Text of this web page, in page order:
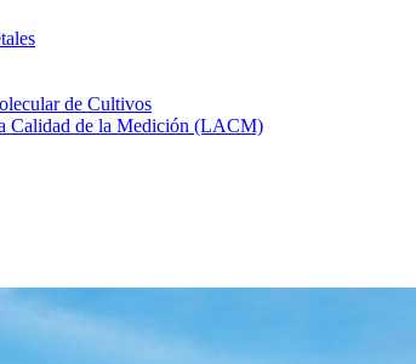
de Cultivos
Calidad de la Medición (LACM)